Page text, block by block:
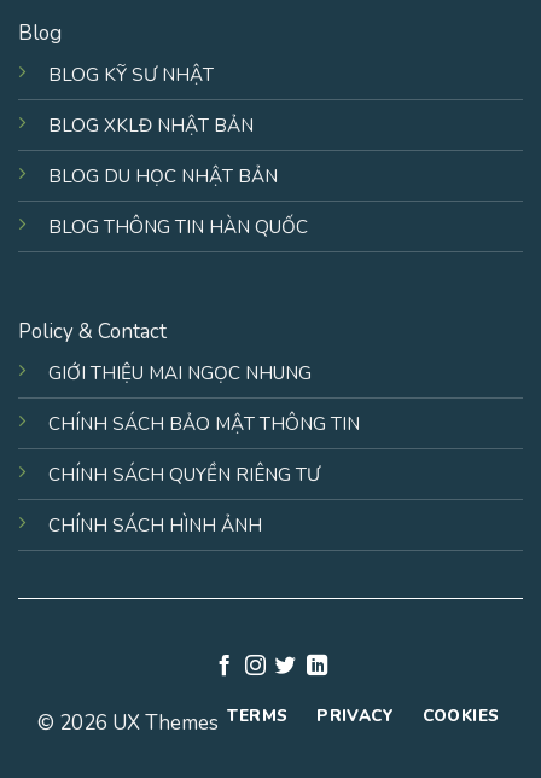
Blog
BLOG KỸ SƯ NHẬT
BLOG XKLĐ NHẬT BẢN
BLOG DU HỌC NHẬT BẢN
BLOG THÔNG TIN HÀN QUỐC
Policy & Contact
GIỚI THIỆU MAI NGỌC NHUNG
CHÍNH SÁCH BẢO MẬT THÔNG TIN
CHÍNH SÁCH QUYỀN RIÊNG TƯ
CHÍNH SÁCH HÌNH ẢNH
© 2026 UX Themes TERMS PRIVACY COOKIES